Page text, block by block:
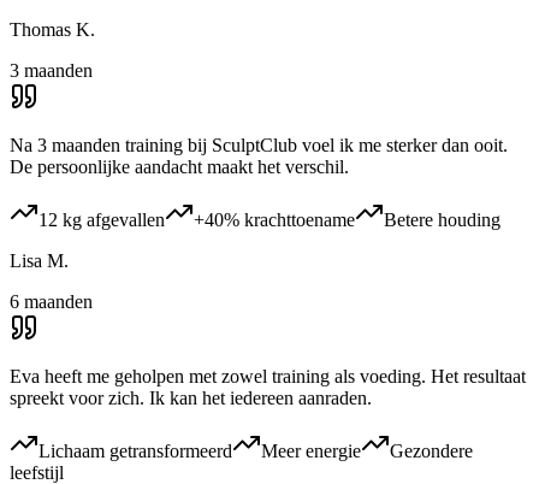
Thomas K.
3 maanden
Na 3 maanden training bij SculptClub voel ik me sterker dan ooit.
De persoonlijke aandacht maakt het verschil.
12 kg afgevallen +40% krachttoename
Betere houding
Lisa M.
6 maanden
Eva heeft me geholpen met zowel training als voeding. Het resultaat
spreekt voor zich. Ik kan het iedereen aanraden.
Lichaam getransformeerd Meer energie
Gezondere
leefstijl